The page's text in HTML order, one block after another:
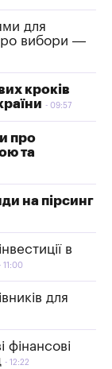
для
вибори —
кроків
09:57
про
та
на пірсинг
в
11:00
для
фінансові
12:22